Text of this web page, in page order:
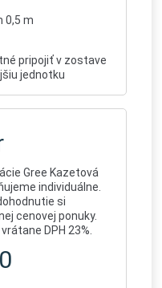
0,5 m
pripojiť v zostave
jednotku
Gree Kazetová
individuálne.
si
cenovej ponuky.
DPH 23%.